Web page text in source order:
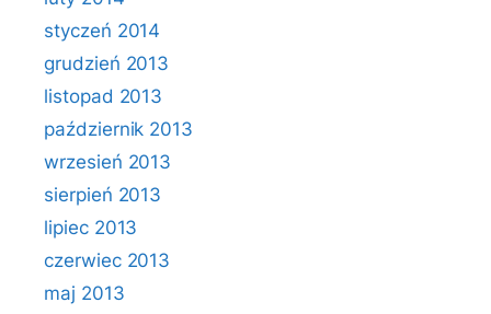
styczeń 2014
grudzień 2013
listopad 2013
październik 2013
wrzesień 2013
sierpień 2013
lipiec 2013
czerwiec 2013
maj 2013